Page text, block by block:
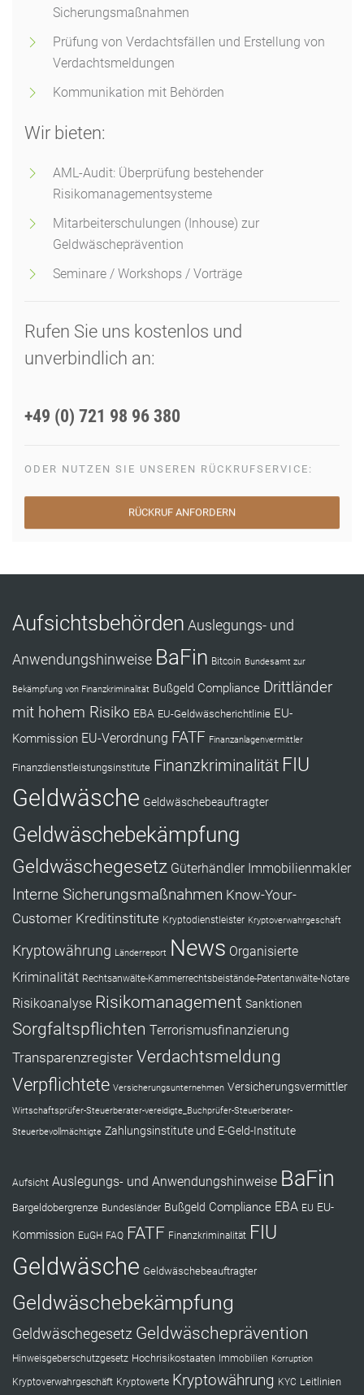
Sicherungsmaßnahmen
Prüfung von Verdachtsfällen und Erstellung von
Verdachtsmeldungen
Kommunikation mit Behörden
Wir bieten:
AML-Audit: Überprüfung bestehender
Risikomanagementsysteme
Mitarbeiterschulungen (Inhouse) zur
Geldwäscheprävention
Seminare / Workshops / Vorträge
Rufen Sie uns kostenlos und
unverbindlich an:
+49 (0) 721 98 96 380
ODER NUTZEN SIE UNSEREN RÜCKRUFSERVICE:
RÜCKRUF ANFORDERN
Aufsichtsbehörden Auslegungs- und
Anwendungshinweise BaFin Bitcoin Bundesamt zur
Bekämpfung von Finanzkriminalität Bußgeld Compliance Drittländer
mit hohem Risiko EBA EU-Geldwäscherichtlinie EU-
Kommission EU-Verordnung FATF Finanzanlagenvermittler
Finanzdienstleistungsinstitute Finanzkriminalität FIU
Geldwäsche Geldwäschebeauftragter
Geldwäschebekämpfung
Geldwäschegesetz Güterhändler Immobilienmakler
Interne Sicherungsmaßnahmen Know-Your-
Customer Kreditinstitute Kryptodienstleister Kryptoverwahrgeschäft
Kryptowährung Länderreport News Organisierte
Kriminalität Rechtsanwälte-Kammerrechtsbeistände-Patentanwälte-Notare
Risikoanalyse Risikomanagement Sanktionen
Sorgfaltspflichten Terrorismusfinanzierung
Transparenzregister Verdachtsmeldung
Verpflichtete Versicherungsunternehmen Versicherungsvermittler
Wirtschaftsprüfer-Steuerberater-vereidigte_Buchprüfer-Steuerberater-
Steuerbevollmächtigte Zahlungsinstitute und E-Geld-Institute
Aufsicht Auslegungs- und Anwendungshinweise BaFin
Bargeldobergrenze Bundesländer Bußgeld Compliance EBA EU EU-
Kommission EuGH FAQ FATF Finanzkriminalität FIU
Geldwäsche Geldwäschebeauftragter
Geldwäschebekämpfung
Geldwäschegesetz Geldwäscheprävention
Hinweisgeberschutzgesetz Hochrisikostaaten Immobilien Korruption
Kryptoverwahrgeschäft Kryptowerte Kryptowährung KYC Leitlinien